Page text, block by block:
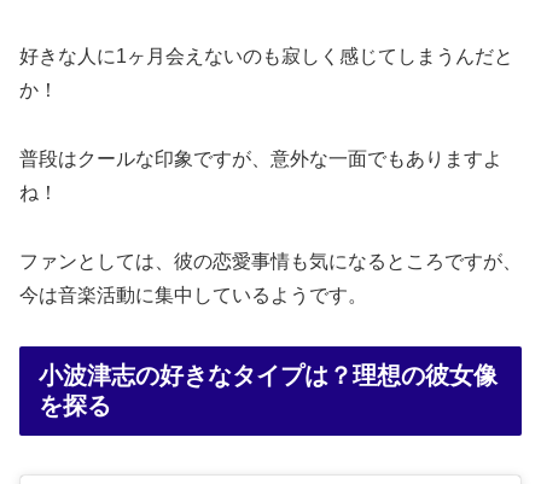
好きな人に1ヶ月会えないのも寂しく感じてしまうんだと
か！
普段はクールな印象ですが、意外な一面でもありますよ
ね！
ファンとしては、彼の恋愛事情も気になるところですが、
今は音楽活動に集中しているようです。
小波津志の好きなタイプは？理想の彼女像
を探る